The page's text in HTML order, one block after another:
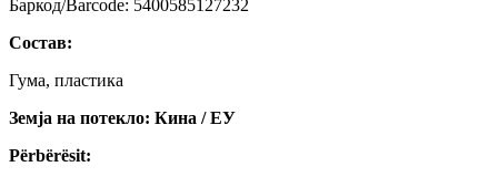
Баркод/Barcode: 5400585127232
Состав:
Гума, пластика
Земја на потекло: Кина / ЕУ
Përbërësit: